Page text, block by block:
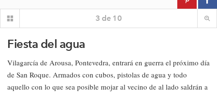
3 de 10
Fiesta del agua
Vilagarcía de Arousa, Pontevedra, entrará en guerra el próximo día
de San Roque. Armados con cubos, pistolas de agua y todo
aquello con lo que sea posible mojar al vecino de al lado saldrán a